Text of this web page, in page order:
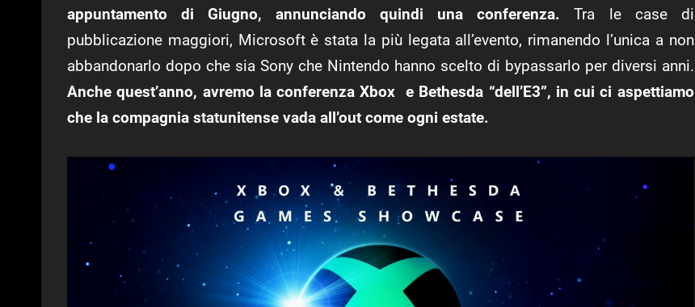
appuntamento di Giugno, annunciando quindi una conferenza. Tra le case di
pubblicazione maggiori, Microsoft è stata la più legata all’evento, rimanendo l’unica a non
abbandonarlo dopo che sia Sony che Nintendo hanno scelto di bypassarlo per diversi anni.
Anche quest’anno, avremo la conferenza Xbox e Bethesda “dell’E3”, in cui ci aspettiamo
che la compagnia statunitense vada all’out come ogni estate.